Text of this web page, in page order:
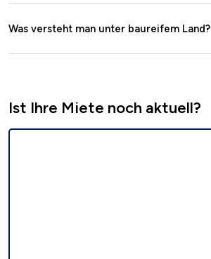
Was versteht man unter baureifem Land?
Ist Ihre Miete noch aktuell?